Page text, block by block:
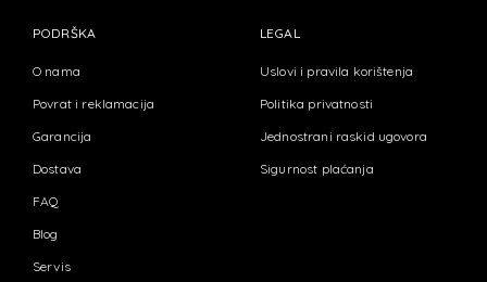
PODRŠKA
O nama
Povrat i reklamacija
Garancija
Dostava
FAQ
Blog
Servis
LEGAL
Uslovi i pravila korištenja
Politika privatnosti
Jednostrani raskid ugovora
Sigurnost plaćanja